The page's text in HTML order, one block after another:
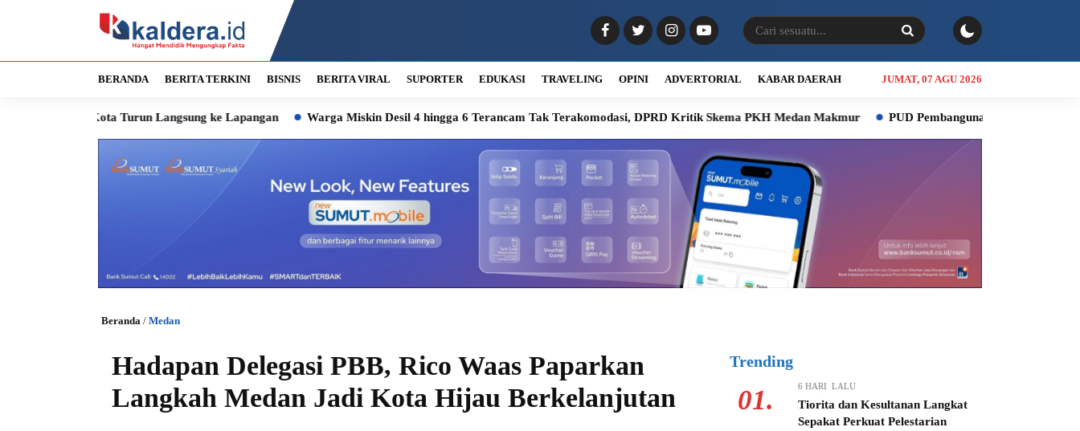
BERANDA BERITA TERKINI BISNIS BERITA VIRAL SUPORTER EDUKASI TRAVELING OPINI ADVERTORIAL KABAR DAERAH JUMAT, 07 AGU 2026
Turun Langsung ke Lapangan Warga Miskin Desil 4 hingga 6 Terancam Tak Terakomodasi, DPRD Kritik Skema PKH Medan Makmur PUD Pembangunan Terpuruk, DPRD Soroti Kinerja
Beranda / Medan
Hadapan Delegasi PBB, Rico Waas Paparkan
Langkah Medan Jadi Kota Hijau Berkelanjutan
Trending
01. 6 HARI LALU
Tiorita dan Kesultanan Langkat
Sepakat Perkuat Pelestarian